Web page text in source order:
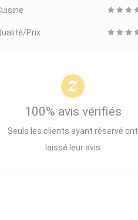
Prix
100% avis vérifiés
Seuls les clients ayant réservé ont
laissé leur avis